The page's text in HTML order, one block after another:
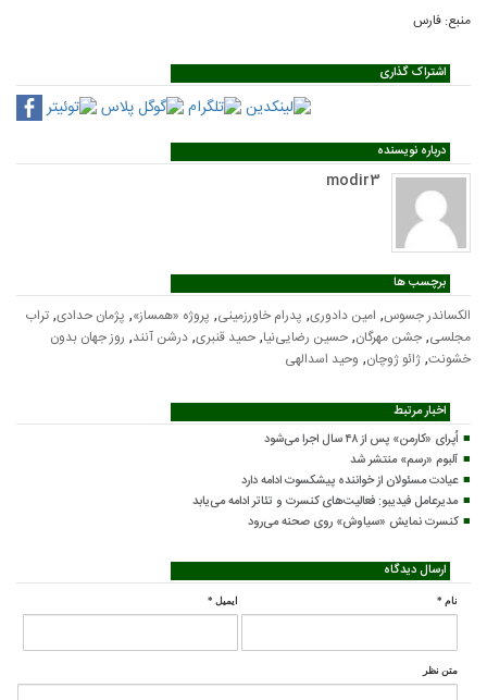
منبع: فارس
اشتراک گذاری
درباره نویسنده
modir3
برچسب ها
الکساندر جسوس, امین دادوری, پدرام خاورزمینی, پروژه «همساز», پژمان حدادی, تراب
مجلسی, جشن مهرگان, حسین رضایی‌نیا, حمید قنبری, درشن آنند, روز جهان بدون
خشونت, ژائو ژوچان, وحید اسدالهی
اخبار مرتبط
اُپرای «کارمن» پس از ۴۸ سال اجرا می‌شود
آلبوم «رسم» منتشر شد
عیادت مسئولان از خواننده پیشکسوت ادامه دارد
مدیرعامل فیدیبو: فعالیت‌های کنسرت و تئاتر ادامه می‌یابد
کنسرت‌ نمایش «سیاوش» روی صحنه می‌رود
ارسال دیدگاه
نام * ایمیل *
متن نظر